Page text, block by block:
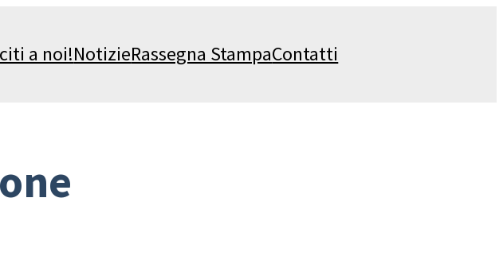
a noi!NotizieRassegna StampaContatti